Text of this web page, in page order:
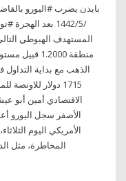
الذهب مع بداية
1715 دولار
الاقتصادي أمين أبو
الأصفر سجل اليورو
الأمريكي اليوم
المخاطرة، مثل